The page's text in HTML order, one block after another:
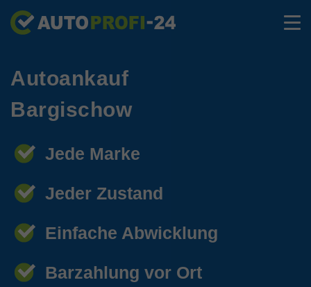
Autoankauf
Bargischow
Jede Marke
Jeder Zustand
Einfache Abwicklung
Barzahlung vor Ort